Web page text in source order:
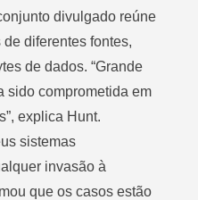
divulgado reúne
diferentes fontes,
de dados. “Grande
sido comprometida em
explica Hunt.
sistemas
invasão à
que os casos estão